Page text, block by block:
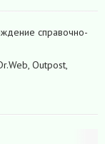
справочно-
Outpost,